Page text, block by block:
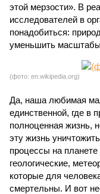
этой мерзости». В
исследователей в
понадобиться:
уменьшить
(фото: en.wikipedia.org)
Да, наша любимая
единственной, где в
полноценная жизнь,
эту жизнь
процессы на
геологические,
которые для
смертельны. И вот